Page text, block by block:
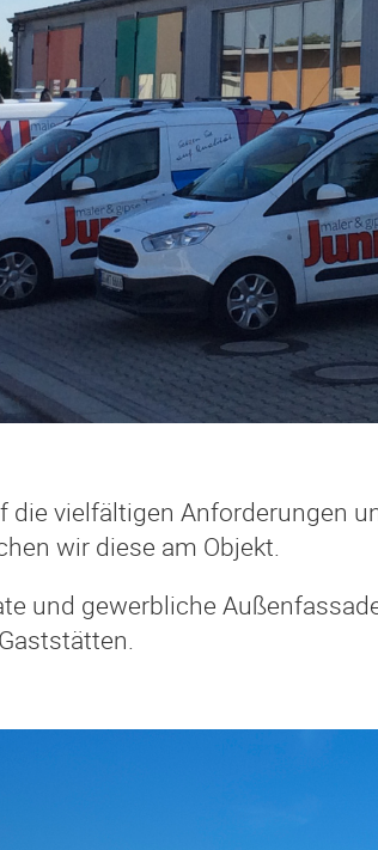
vielfältigen Anforderungen
wir diese am Objekt.
und gewerbliche